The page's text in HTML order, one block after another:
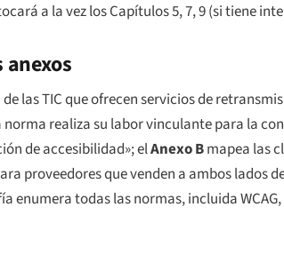
a la vez los Capítulos 5, 7, 9 (si tiene
las TIC que ofrecen servicios de
norma realiza su labor vinculante para la
de accesibilidad»; elAnexo Bmapea las
proveedores que venden a ambos lados
enumera todas las normas, incluida